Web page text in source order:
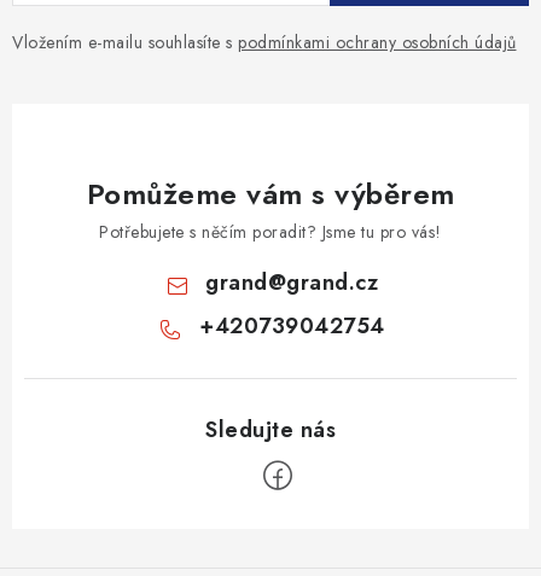
Vložením e-mailu souhlasíte s podmínkami ochrany osobních údajů
Pomůžeme vám s výběrem
Potřebujete s něčím poradit? Jsme tu pro vás!
grand@grand.cz
+420739042754